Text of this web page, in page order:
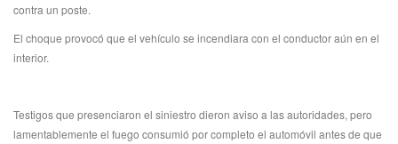
contra un poste.
El choque provocó que el vehículo se incendiara con el conductor aún en el
interior.
Testigos que presenciaron el siniestro dieron aviso a las autoridades, pero
lamentablemente el fuego consumió por completo el automóvil antes de que